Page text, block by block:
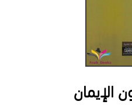
الإيمان